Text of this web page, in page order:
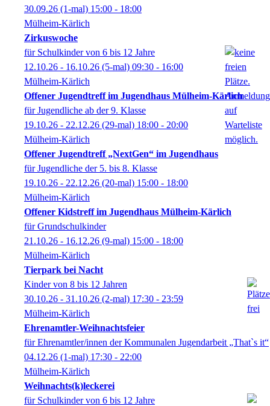
30.09.26 (1-mal) 15:00 - 18:00
Mülheim-Kärlich
Zirkuswoche
für Schulkinder von 6 bis 12 Jahre
12.10.26 - 16.10.26 (5-mal) 09:30 - 16:00
Mülheim-Kärlich
Offener Jugendtreff im Jugendhaus Mülheim-Kärlich
für Jugendliche ab der 9. Klasse
19.10.26 - 22.12.26 (29-mal) 18:00 - 20:00
Mülheim-Kärlich
Offener Jugendtreff „NextGen“ im Jugendhaus
für Jugendliche der 5. bis 8. Klasse
19.10.26 - 22.12.26 (20-mal) 15:00 - 18:00
Mülheim-Kärlich
Offener Kidstreff im Jugendhaus Mülheim-Kärlich
für Grundschulkinder
21.10.26 - 16.12.26 (9-mal) 15:00 - 18:00
Mülheim-Kärlich
Tierpark bei Nacht
Kinder von 8 bis 12 Jahren
30.10.26 - 31.10.26 (2-mal) 17:30 - 23:59
Mülheim-Kärlich
Ehrenamtler-Weihnachtsfeier
für Ehrenamtler/innen der Kommunalen Jugendarbeit „That`s it“
04.12.26 (1-mal) 17:30 - 22:00
Mülheim-Kärlich
Weihnachts(k)leckerei
für Schulkinder von 6 bis 12 Jahre